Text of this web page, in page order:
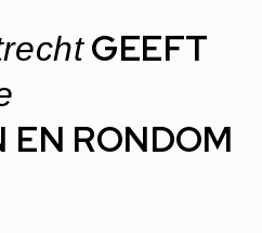
GEEFT
EN RONDOM